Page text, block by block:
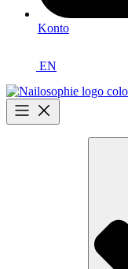
Konto
EN